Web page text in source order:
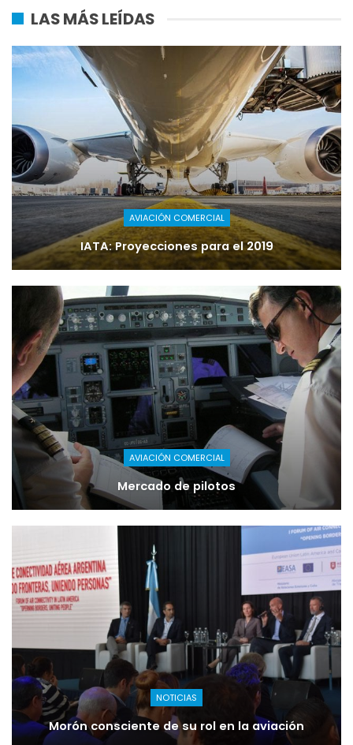
LAS MÁS LEÍDAS
AVIACIÓN COMERCIAL
IATA: Proyecciones para el 2019
AVIACIÓN COMERCIAL
Mercado de pilotos
NOTICIAS
Morón consciente de su rol en la aviación